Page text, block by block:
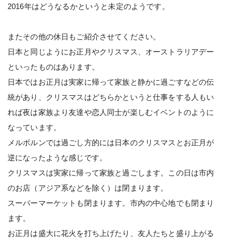
2016年はどうなるかというと未定のようです。
またその他の休日もご紹介させてください。
日本と同じようにお正月やクリスマス、オーストラリアデー
といったものはあります。
日本ではお正月は実家に帰って家族と静かに過ごすなどの伝
統があり、クリスマスはどちらかというと仕事をする人もい
れば夜は家族より友達や恋人同士が楽しむイベントのように
なっています。
メルボルンでは過ごし方的には日本のクリスマスとお正月が
逆になったような感じです。
クリスマスは実家に帰って家族と過ごします。この日は市内
のお店（アジア系などを除く）は閉まります。
スーパーマーケットも閉まります。市内の中心地でも閉まり
ます。
お正月は盛大に花火を打ち上げたり、友人たちと盛り上がる